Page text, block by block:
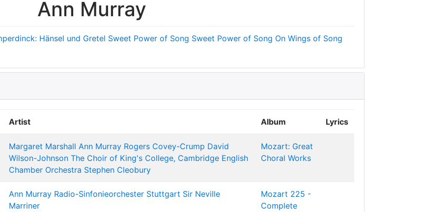
Ann Murray
Hänsel und Gretel Sweet Power of Song Sweet Power of Song On Wings of Song
Artist Album Lyrics
Margaret Marshall Ann Murray Rogers Covey-Crump David
Wilson-Johnson The Choir of King's College, Cambridge English
Chamber Orchestra Stephen Cleobury
Mozart: Great
Choral Works
Ann Murray Radio-Sinfonieorchester Stuttgart Sir Neville
Marriner
Mozart 225 -
Complete